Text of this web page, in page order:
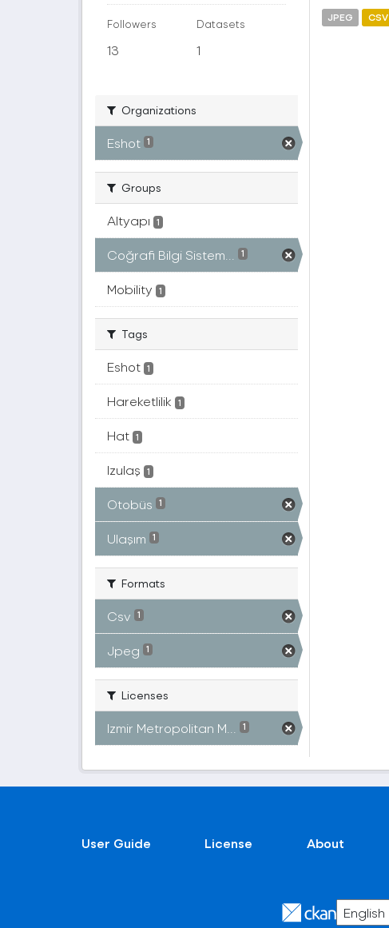
Followers
13
Datasets
1
Organizations
Eshot 1
Groups
Altyapı 1
Coğrafi Bilgi Sistem... 1
Mobility 1
Tags
Eshot 1
Hareketlilik 1
Hat 1
Izulaş 1
Otobüs 1
Ulaşım 1
Formats
Csv 1
Jpeg 1
Licenses
Izmir Metropolitan M... 1
JPEG CSV
User Guide License About